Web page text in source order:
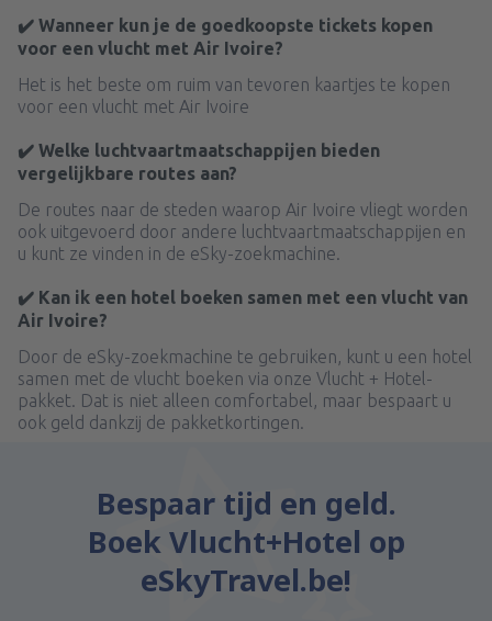
✔️ Wanneer kun je de goedkoopste tickets kopen
voor een vlucht met Air Ivoire?
Het is het beste om ruim van tevoren kaartjes te kopen
voor een vlucht met Air Ivoire
✔️ Welke luchtvaartmaatschappijen bieden
vergelijkbare routes aan?
De routes naar de steden waarop Air Ivoire vliegt worden
ook uitgevoerd door andere luchtvaartmaatschappijen en
u kunt ze vinden in de eSky-zoekmachine.
✔️ Kan ik een hotel boeken samen met een vlucht van
Air Ivoire?
Door de eSky-zoekmachine te gebruiken, kunt u een hotel
samen met de vlucht boeken via onze Vlucht + Hotel-
pakket. Dat is niet alleen comfortabel, maar bespaart u
ook geld dankzij de pakketkortingen.
Bespaar tijd en geld.
Boek Vlucht+Hotel op
eSkyTravel.be!